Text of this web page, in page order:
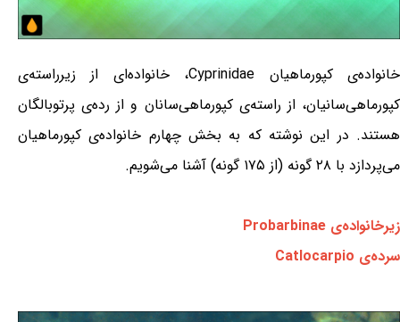
خانواده‌ی کپورماهیان Cyprinidae، خانواده‌ای از زیرراسته‌ی
کپورماهی‌سانیان، از راسته‌ی کپورماهی‌سانان و از رده‌ی پرتوبالگان
هستند. در این نوشته که به بخش چهارم خانواده‌ی کپورماهیان
می‌پردازد با ۲۸ گونه (از ۱۷۵ گونه) آشنا می‌شویم.
زیرخانواده‌ی Probarbinae
سرده‌ی Catlocarpio